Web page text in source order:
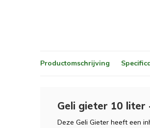
Productomschrijving
Geli gieter 10 liter
Deze Geli Gieter heeft een